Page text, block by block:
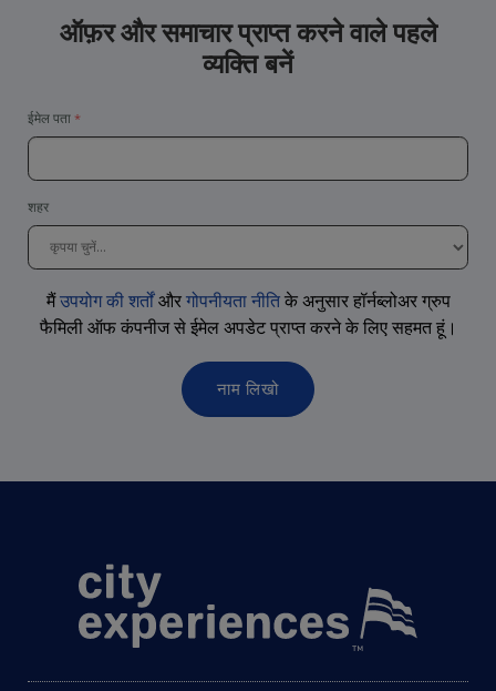
ऑफ़र और समाचार प्राप्त करने वाले पहले
व्यक्ति बनें
ईमेल पता
शहर
मैंउपयोग की शर्तोंऔरगोपनीयता नीति के अनुसार हॉर्नब्लोअर ग्रुप
फैमिली ऑफ कंपनीज से ईमेल अपडेट प्राप्त करने के लिए सहमतहूं।